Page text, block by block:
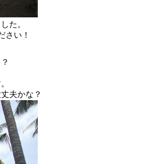
た。
さい！
夫かな？